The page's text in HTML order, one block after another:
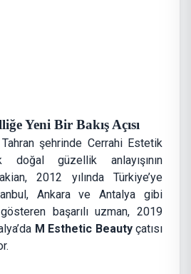
Yeni Bir Bakış Açısı
Tahran şehrinde Cerrahi Estetik
doğal güzellik anlayışının
2012 yılında Türkiye’ye
Ankara ve Antalya gibi
başarılı uzman, 2019
M Esthetic Beautyçatısı